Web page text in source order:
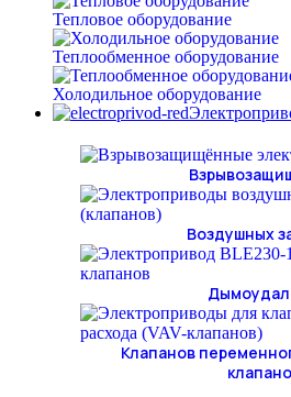
Тепловое оборудование
Теплообменное оборудование
Холодильное оборудование
Воздушных
Клапанов